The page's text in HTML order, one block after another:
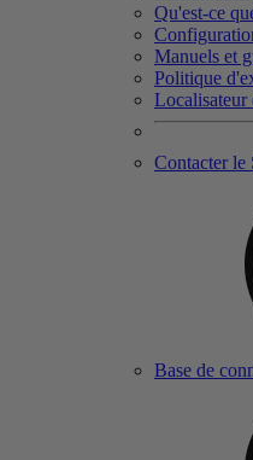
Qu'est-ce
Manuels et
Politique
Localisateur
Contacter le
Base de